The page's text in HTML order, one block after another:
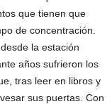
que tienen que
de concentración.
la estación
años sufrieron los
tras leer en libros y
sus puertas. Con